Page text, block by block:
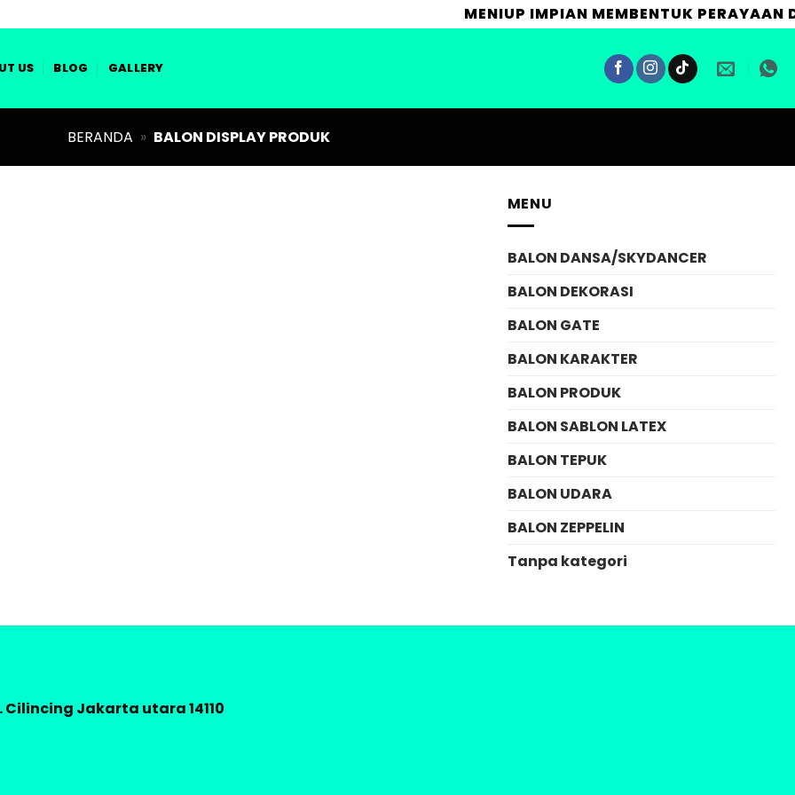
MENIUP IMPIAN MEMBENTUK PERAYAAN
US BLOG GALLERY
BERANDA » BALON DISPLAY PRODUK
MENU
BALON DANSA/SKYDANCER
BALON DEKORASI
BALON GATE
BALON KARAKTER
BALON PRODUK
BALON SABLON LATEX
BALON TEPUK
BALON UDARA
BALON ZEPPELIN
Tanpa kategori
Cilincing Jakarta utara 14110